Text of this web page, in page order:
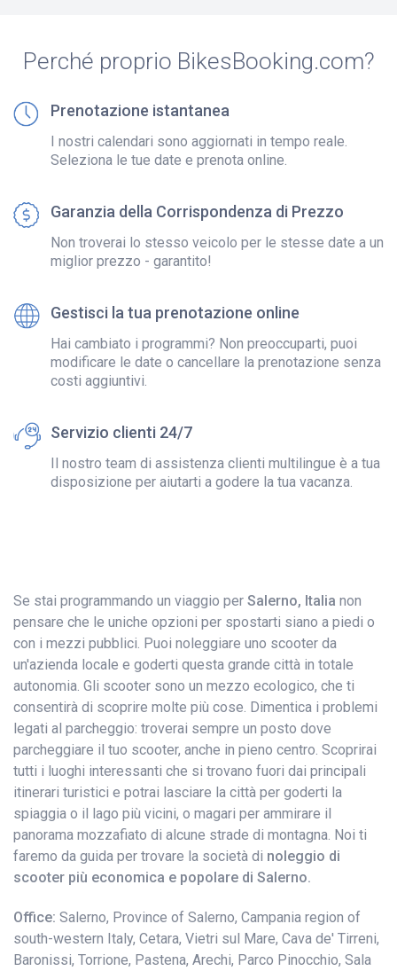
Perché proprio BikesBooking.com?
Prenotazione istantanea
I nostri calendari sono aggiornati in tempo reale.
Seleziona le tue date e prenota online.
Garanzia della Corrispondenza di Prezzo
Non troverai lo stesso veicolo per le stesse date a un
miglior prezzo - garantito!
Gestisci la tua prenotazione online
Hai cambiato i programmi? Non preoccuparti, puoi
modificare le date o cancellare la prenotazione senza
costi aggiuntivi.
Servizio clienti 24/7
Il nostro team di assistenza clienti multilingue è a tua
disposizione per aiutarti a godere la tua vacanza.
Se stai programmando un viaggio per Salerno, Italia non
pensare che le uniche opzioni per spostarti siano a piedi o
con i mezzi pubblici. Puoi noleggiare uno scooter da
un'azienda locale e goderti questa grande città in totale
autonomia. Gli scooter sono un mezzo ecologico, che ti
consentirà di scoprire molte più cose. Dimentica i problemi
legati al parcheggio: troverai sempre un posto dove
parcheggiare il tuo scooter, anche in pieno centro. Scoprirai
tutti i luoghi interessanti che si trovano fuori dai principali
itinerari turistici e potrai lasciare la città per goderti la
spiaggia o il lago più vicini, o magari per ammirare il
panorama mozzafiato di alcune strade di montagna. Noi ti
faremo da guida per trovare la società di noleggio di
scooter più economica e popolare di Salerno.
Office: Salerno, Province of Salerno, Campania region of
south-western Italy, Cetara, Vietri sul Mare, Cava de' Tirreni,
Baronissi, Torrione, Pastena, Arechi, Parco Pinocchio, Sala